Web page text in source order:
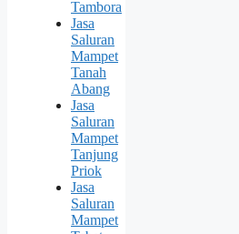
Tambora
Jasa
Saluran
Mampet
Tanah
Abang
Jasa
Saluran
Mampet
Tanjung
Priok
Jasa
Saluran
Mampet